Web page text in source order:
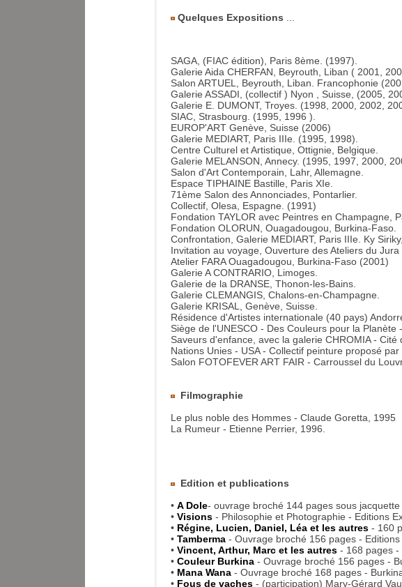
Quelques Expositions
SAGA, (FIAC édition), Paris 8ème. (1997).
Galerie Aida CHERFAN, Beyrouth, Liban ( 2001,
Salon ARTUEL, Beyrouth, Liban. Francophonie
Galerie ASSADI, (collectif ) Nyon , Suisse, (2005,
Galerie E. DUMONT, Troyes. (1998, 2000, 2002,
SIAC, Strasbourg. (1995, 1996 ).
EUROP'ART Genève, Suisse (2006)
Galerie MEDIART, Paris IIIe. (1995, 1998).
Centre Culturel et Artistique, Ottignie, Belgique.
Galerie MELANSON, Annecy. (1995, 1997, 2000,
Salon d'Art Contemporain, Lahr, Allemagne.
Espace TIPHAINE Bastille, Paris XIe.
71ème Salon des Annonciades, Pontarlier.
Collectif, Olesa, Espagne. (1991)
Fondation TAYLOR avec Peintres en Champagne,
Fondation OLORUN, Ouagadougou, Burkina-Faso.
Confrontation, Galerie MEDIART, Paris IIIe. Ky
Invitation au voyage, Ouverture des Ateliers du
Atelier FARA Ouagadougou, Burkina-Faso (2001)
Galerie A CONTRARIO, Limoges.
Galerie de la DRANSE, Thonon-les-Bains.
Galerie CLEMANGIS, Chalons-en-Champagne.
Galerie KRISAL, Genève, Suisse.
Résidence d'Artistes internationale (40 pays)
Siège de l'UNESCO - Des Couleurs pour la
Saveurs d'enfance, avec la galerie CHROMIA -
Nations Unies - USA - Collectif peinture proposé
Salon FOTOFEVER ART FAIR - Carroussel du
Filmographie
Le plus noble des Hommes - Claude Goretta, 1995
La Rumeur - Etienne Perrier, 1996.
Edition et publications
• A Dole- ouvrage broché 144 pages sous
• Visions - Philosophie et Photographie - Editions
• Régine, Lucien, Daniel, Léa et les autres - 160
• Tamberma - Ouvrage broché 156 pages -
• Vincent, Arthur, Marc et les autres - 168 pages -
• Couleur Burkina - Ouvrage broché 156 pages -
• Mana Wana - Ouvrage broché 168 pages -
• Fous de vaches - (participation) Mary-Gérard